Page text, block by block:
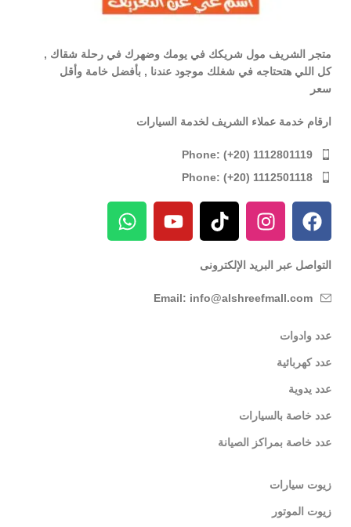
متجر الشريف مول شريكك في يومك وضهرك في رحلة شقاك ,
كل اللي هتحتاجه في شغلك موجود عندنا , بأفضل خامة وأقل
سعر
ارقام خدمة عملاء الشريف لخدمة السيارات
Phone: (+20) 1112801119
Phone: (+20) 1112501118
التواصل عبر البريد الإلكترونى
Email: info@alshreefmall.com
عدد وادوات
عدد كهربائية
عدد يدوية
عدد خاصة بالسيارات
عدد خاصة بمراكز الصيانة
زيوت سيارات
زيوت الموتور